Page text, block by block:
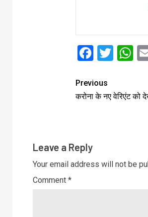
Previous
करोना के नए वेरिएंट को
Leave a Reply
Your email address will not be
Comment *